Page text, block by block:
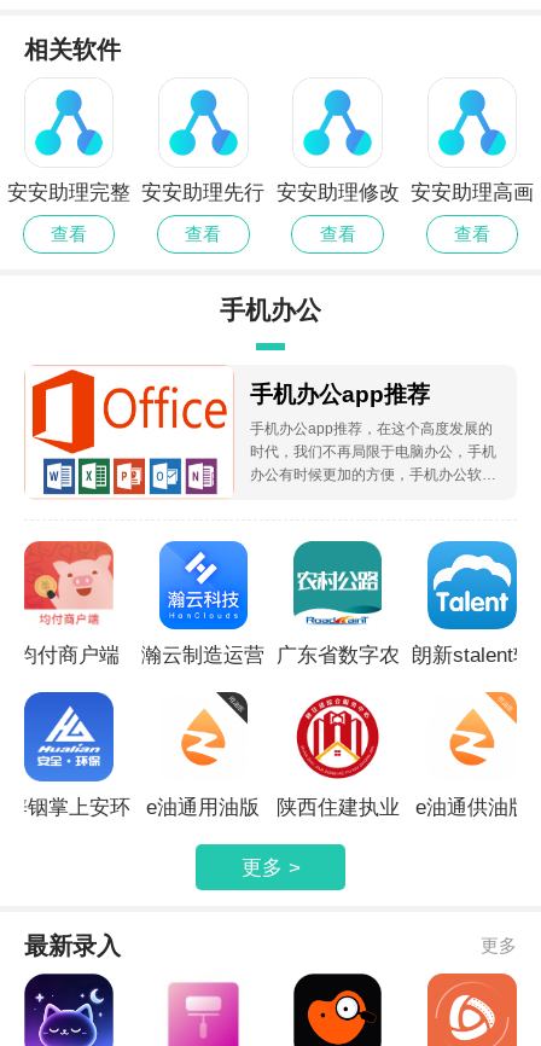
相关软件
安安助理完整
版
查看
安安助理先行
服
查看
安安助理修改
版
查看
安安助理高画
质版
查看
手机办公
手机办公app推荐
手机办公app推荐，在这个高度发展的
时代，我们不再局限于电脑办公，手机
办公有时候更加的方便，手机办公软件
卓手机办公软件
均付商户端
瀚云制造运营 广东省数字农
统
朗新stalent软
锌铟掌上安环 e油通用油版
陕西住建执业
e油通供油版
更多 >
最新录入 更多